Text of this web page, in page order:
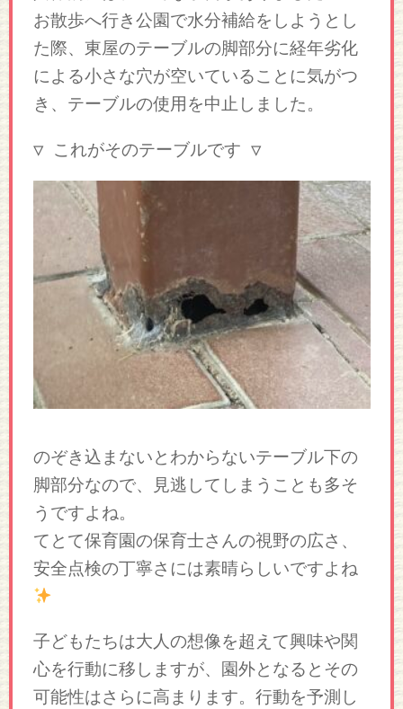
お散歩へ行き公園で水分補給をしようとし
た際、東屋のテーブルの脚部分に経年劣化
による小さな穴が空いていることに気がつ
き、テーブルの使用を中止しました。
▽ これがそのテーブルです ▽
のぞき込まないとわからないテーブル下の
脚部分なので、見逃してしまうことも多そ
うですよね。
てとて保育園の保育士さんの視野の広さ、
安全点検の丁寧さには素晴らしいですよね
子どもたちは大人の想像を超えて興味や関
心を行動に移しますが、園外となるとその
可能性はさらに高まります。 行動を予測し